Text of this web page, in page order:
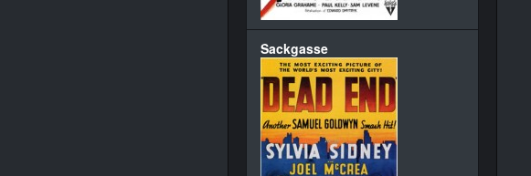
Sackgasse